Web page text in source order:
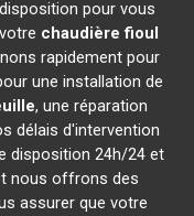
pour vous
chaudière fioul
rapidement pour
une installation de
, une réparation
délais d'intervention
disposition 24h/24 et
nous offrons des
assurer que votre